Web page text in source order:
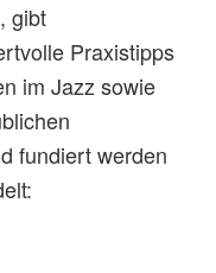
gibt
Praxistipps
im Jazz sowie
fundiert werden